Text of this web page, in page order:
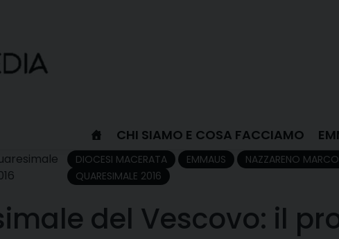
CHI SIAMO E COSA FACCIAMO
DIOCESI MACERATA EMMAUS
NAZZARENO
QUARESIMALE 2016
del Vescovo: il